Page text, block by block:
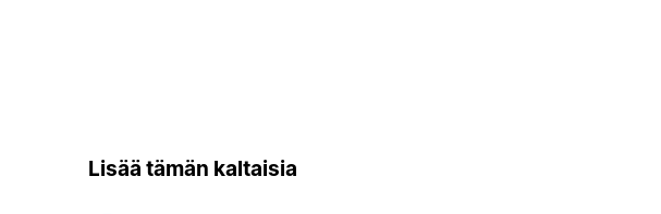
Lisää tämän kaltaisia